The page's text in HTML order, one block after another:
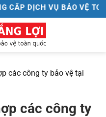
CẤP DỊCH VỤ BẢO VỆ
các công ty bảo vệ tại
các công ty